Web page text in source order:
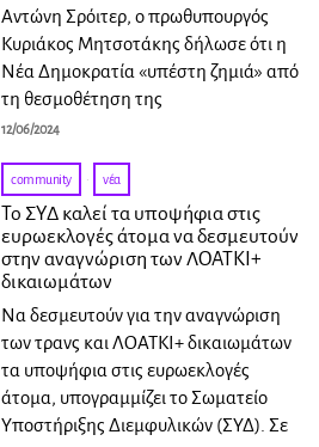
Αντώνη Σρόιτερ, ο πρωθυπουργός
Κυριάκος Μητσοτάκης δήλωσε ότι η
Νέα Δημοκρατία «υπέστη ζημιά» από
τη θεσμοθέτηση της
12/06/2024
community · νέα
Το ΣΥΔ καλεί τα υποψήφια στις
ευρωεκλογές άτομα να δεσμευτούν
στην αναγνώριση των ΛΟΑΤΚΙ+
δικαιωμάτων
Να δεσμευτούν για την αναγνώριση
των τρανς και ΛΟΑΤΚΙ+ δικαιωμάτων
τα υποψήφια στις ευρωεκλογές
άτομα, υπογραμμίζει το Σωματείο
Υποστήριξης Διεμφυλικών (ΣΥΔ). Σε